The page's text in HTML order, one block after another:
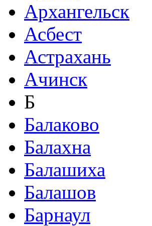
Архангельск
Асбест
Астрахань
Ачинск
Б
Балаково
Балахна
Балашиха
Балашов
Барнаул